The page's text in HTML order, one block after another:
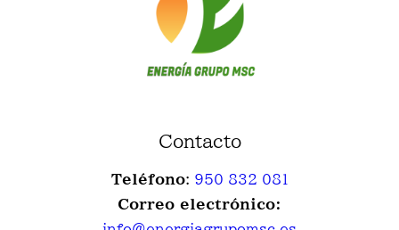
Contacto
Teléfono: 950 832 081
Correo electrónico: